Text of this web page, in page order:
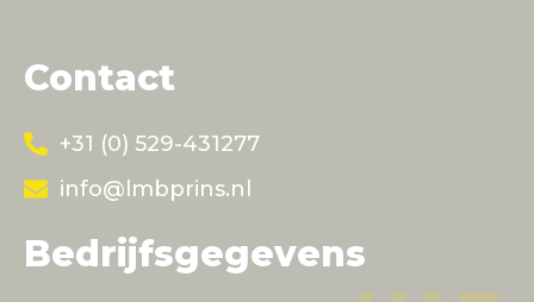
Contact
+31 (0) 529-431277
info@lmbprins.nl
Bedrijfsgegevens